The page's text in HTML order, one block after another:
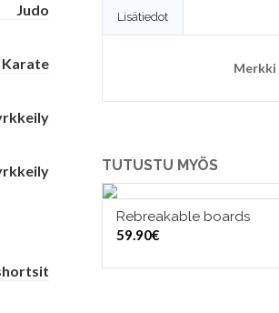
Lisätiedot
Merkki
TUTUSTU MYÖS
LISÄÄ OSTOSKORIIN
Rebreakable boards
59.90€
Judo
Karate